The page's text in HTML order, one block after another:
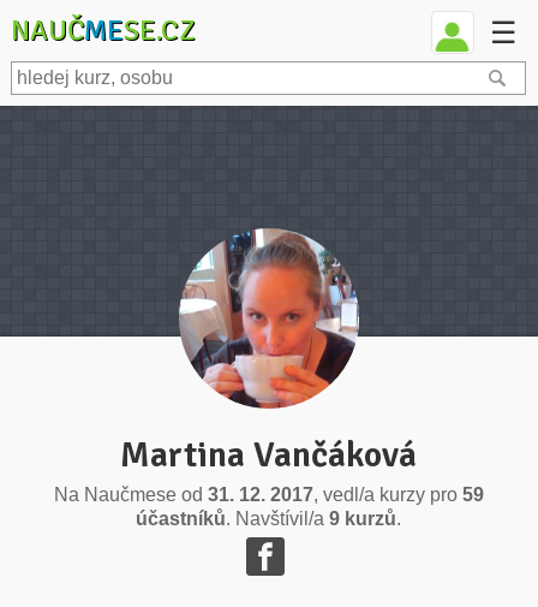
NAUČMESE.CZ ☰
Martina Vančáková
Na Naučmese od 31. 12. 2017, vedl/a kurzy pro 59
účastníků. Navštívil/a9 kurzů.